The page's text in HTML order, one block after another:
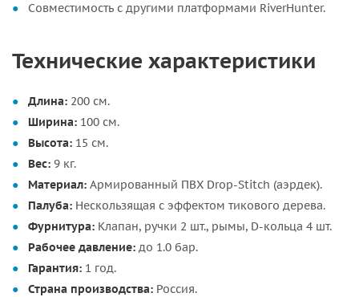
Совместимость с другими платформами RiverHunter.
Технические характеристики
Длина: 200 см.
Ширина: 100 см.
Высота: 15 см.
Вес: 9 кг.
Материал: Армированный ПВХ Drop-Stitch (аэрдек).
Палуба: Нескользящая с эффектом тикового дерева.
Фурнитура: Клапан, ручки 2 шт., рымы, D-кольца 4 шт.
Рабочее давление: до 1.0 бар.
Гарантия: 1 год.
Страна производства: Россия.